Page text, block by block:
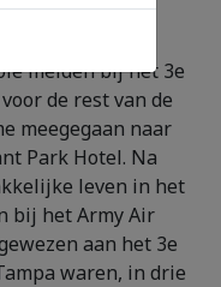
melden bij het 3e
de rest van de
meegegaan naar
Park Hotel. Na
leven in het
bij het Army Air
aan het 3e
waren, in drie